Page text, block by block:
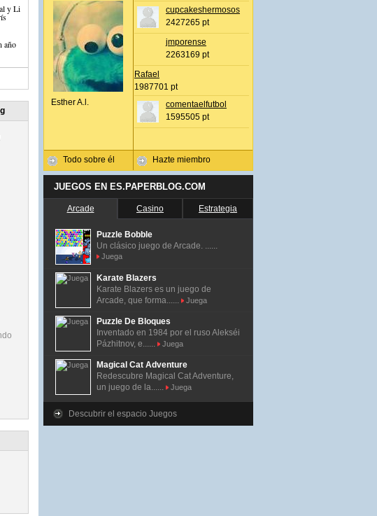
y Li
año
Esther A.l.
Todo sobre él
cupcakeshermosos
2427265 pt
jmporense
2263169 pt
Rafael
1987701 pt
comentaelfutbol
1595505 pt
Hazte miembro
JUEGOS EN ES.PAPERBLOG.COM
Arcade Casino Estrategia
Puzzle Bobble
Un clásico juego de Arcade. ......
Juega
Karate Blazers
Karate Blazers es un juego de
Arcade, que forma......
Juega
Puzzle De Bloques
Inventado en 1984 por el ruso Alekséi
Pázhitnov, e......
Juega
Magical Cat Adventure
Redescubre Magical Cat Adventure,
un juego de la......
Juega
Descubrir el espacio Juegos